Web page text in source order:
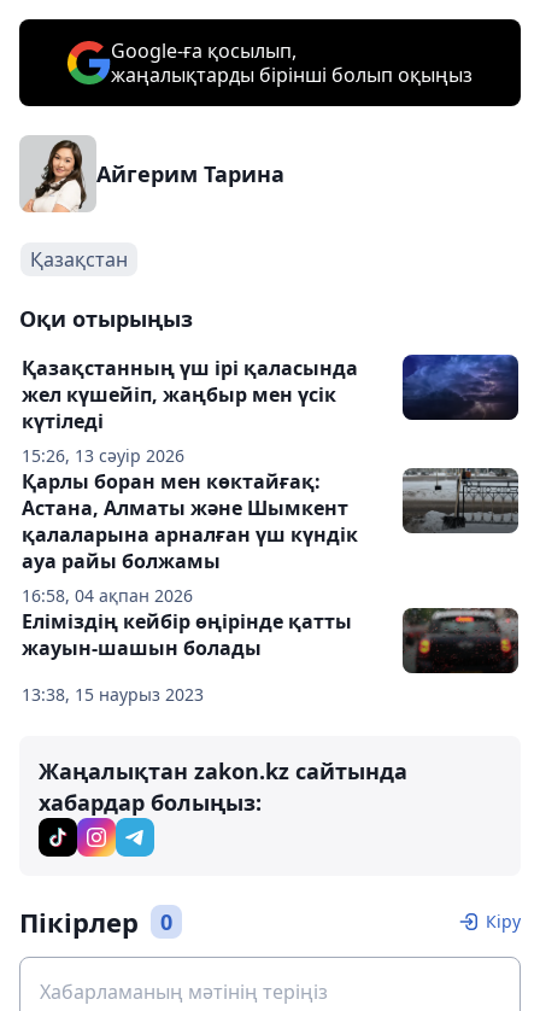
Google-ға қосылып,
жаңалықтарды бірінші болып оқыңыз
Айгерим Тарина
Қазақстан
Оқи отырыңыз
15:26, 13 сәуір 2026
Қазақстанның үш ірі қаласында
жел күшейіп, жаңбыр мен үсік
күтіледі
16:58, 04 ақпан 2026
Қарлы боран мен көктайғақ:
Астана, Алматы және Шымкент
қалаларына арналған үш күндік
ауа райы болжамы
13:38, 15 наурыз 2023
Еліміздің кейбір өңірінде қатты
жауын-шашын болады
Жаңалықтан zakon.kz сайтында
хабардар болыңыз:
Пікірлер 0 Кіру